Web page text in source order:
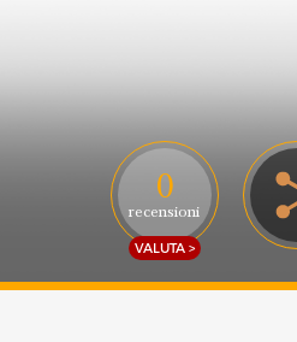
0
recensioni
VALUTA >